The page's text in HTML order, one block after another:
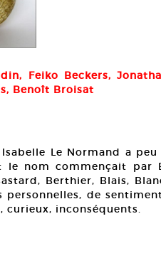
Feiko Beckers,
Benoît Broisat
Le Normand a peu
le nom commençait par
Berthier, Blais,
de
inconséquents.